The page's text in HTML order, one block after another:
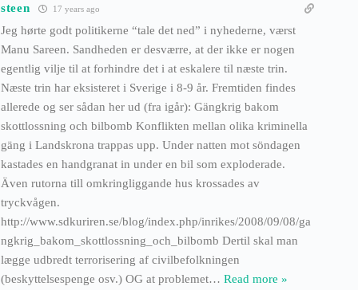
steen 17 years ago
Jeg hørte godt politikerne “tale det ned” i nyhederne, værst
Manu Sareen. Sandheden er desværre, at der ikke er nogen
egentlig vilje til at forhindre det i at eskalere til næste trin.
Næste trin har eksisteret i Sverige i 8-9 år. Fremtiden findes
allerede og ser sådan her ud (fra igår): Gängkrig bakom
skottlossning och bilbomb Konflikten mellan olika kriminella
gäng i Landskrona trappas upp. Under natten mot söndagen
kastades en handgranat in under en bil som exploderade.
Även rutorna till omkringliggande hus krossades av
tryckvågen.
http://www.sdkuriren.se/blog/index.php/inrikes/2008/09/08/ga
ngkrig_bakom_skottlossning_och_bilbomb Dertil skal man
lægge udbredt terrorisering af civilbefolkningen
(beskyttelsespenge osv.) OG at problemet… Read more »